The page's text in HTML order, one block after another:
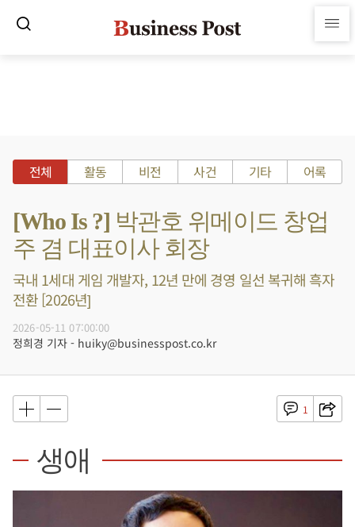
전체 활동 비전 사건 기타 어록
[Who Is ?] 박관호 위메이드 창업
주 겸 대표이사 회장
국내 1세대 게임 개발자, 12년 만에 경영 일선 복귀해 흑자
전환 [2026년]
2026-05-11 07:00:00
정희경 기자 - huiky@businesspost.co.kr
1
생애